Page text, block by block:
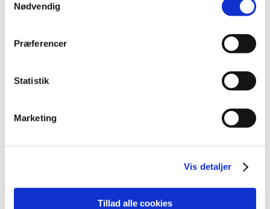
Nødvendig
Præferencer
Statistik
Marketing
Vis detaljer
Tillad alle cookies